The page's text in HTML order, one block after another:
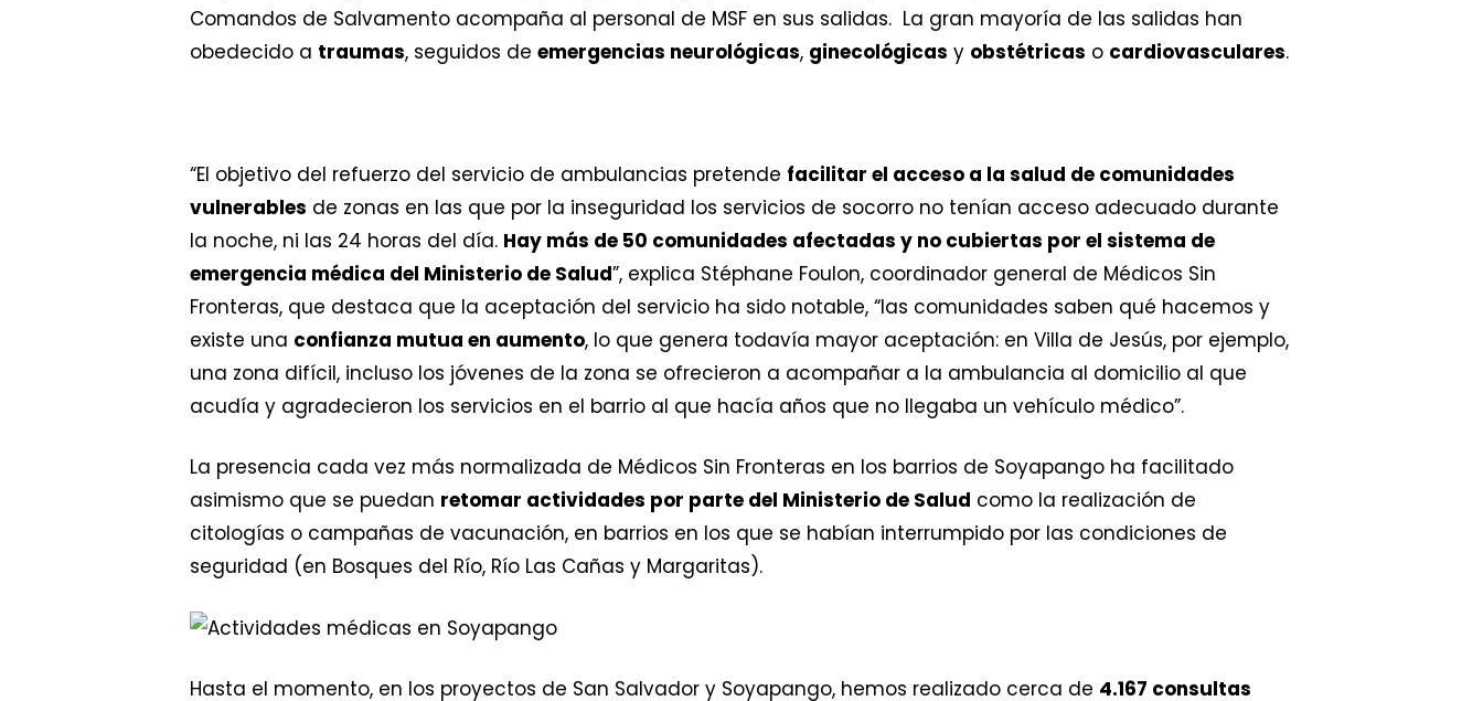
Comandos de Salvamento acompaña al personal de MSF en sus salidas. La gran mayoría de las salidas han
obedecido a traumas, seguidos de emergencias neurológicas, ginecológicas y obstétricas o cardiovasculares.
“El objetivo del refuerzo del servicio de ambulancias pretende facilitar el acceso a la salud de comunidades
vulnerables de zonas en las que por la inseguridad los servicios de socorro no tenían acceso adecuado durante
la noche, ni las 24 horas del día. Hay más de 50 comunidades afectadas y no cubiertas por el sistema de
emergencia médica del Ministerio de Salud”, explica Stéphane Foulon, coordinador general de Médicos Sin
Fronteras, que destaca que la aceptación del servicio ha sido notable, “las comunidades saben qué hacemos y
existe una confianza mutua en aumento, lo que genera todavía mayor aceptación: en Villa de Jesús, por ejemplo,
una zona difícil, incluso los jóvenes de la zona se ofrecieron a acompañar a la ambulancia al domicilio al que
acudía y agradecieron los servicios en el barrio al que hacía años que no llegaba un vehículo médico”.
La presencia cada vez más normalizada de Médicos Sin Fronteras en los barrios de Soyapango ha facilitado
asimismo que se puedan retomar actividades por parte del Ministerio de Salud como la realización de
citologías o campañas de vacunación, en barrios en los que se habían interrumpido por las condiciones de
seguridad (en Bosques del Río, Río Las Cañas y Margaritas).
Hasta el momento, en los proyectos de San Salvador y Soyapango, hemos realizado cerca de 4.167 consultas